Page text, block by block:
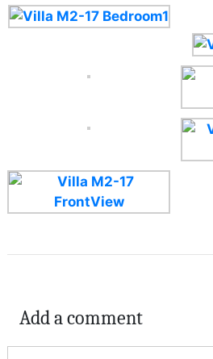
Add a comment